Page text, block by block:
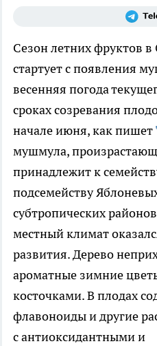
Сезон летних фруктов
стартует с появления
весенняя погода
сроках созревания
начале июня, как пишет
мушмула,
принадлежит к
подсемейству
субтропических
местный климат
развития. Дерево
ароматные зимние
косточками. В плодах
флавоноиды и другие
с антиоксидантными и